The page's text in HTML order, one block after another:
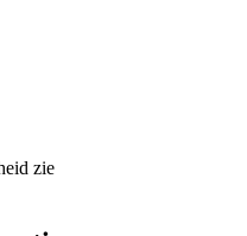
zie